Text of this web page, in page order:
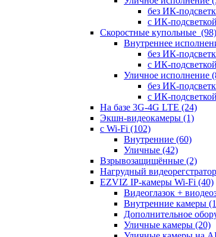
без ИК-
с ИК-подсветкой
Скоростные купольные (98)
Внутреннее
без ИК-
с ИК-подсветкой
Уличное исполнение
без ИК-
с ИК-подсветкой
На базе 3G-4G LTE (24)
Экшн-видеокамеры (1)
с Wi-Fi (102)
Внутренние (60)
Уличные (42)
Взрывозащищённые (2)
Нагрудный
EZVIZ IP-камеры Wi-Fi (40)
Видеоглазок +
Внутренние камеры
Дополнительное
Уличные камеры (20)